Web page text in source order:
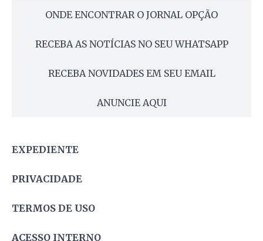
ONDE ENCONTRAR O JORNAL OPÇÃO
RECEBA AS NOTÍCIAS NO SEU WHATSAPP
RECEBA NOVIDADES EM SEU EMAIL
ANUNCIE AQUI
EXPEDIENTE
PRIVACIDADE
TERMOS DE USO
ACESSO INTERNO